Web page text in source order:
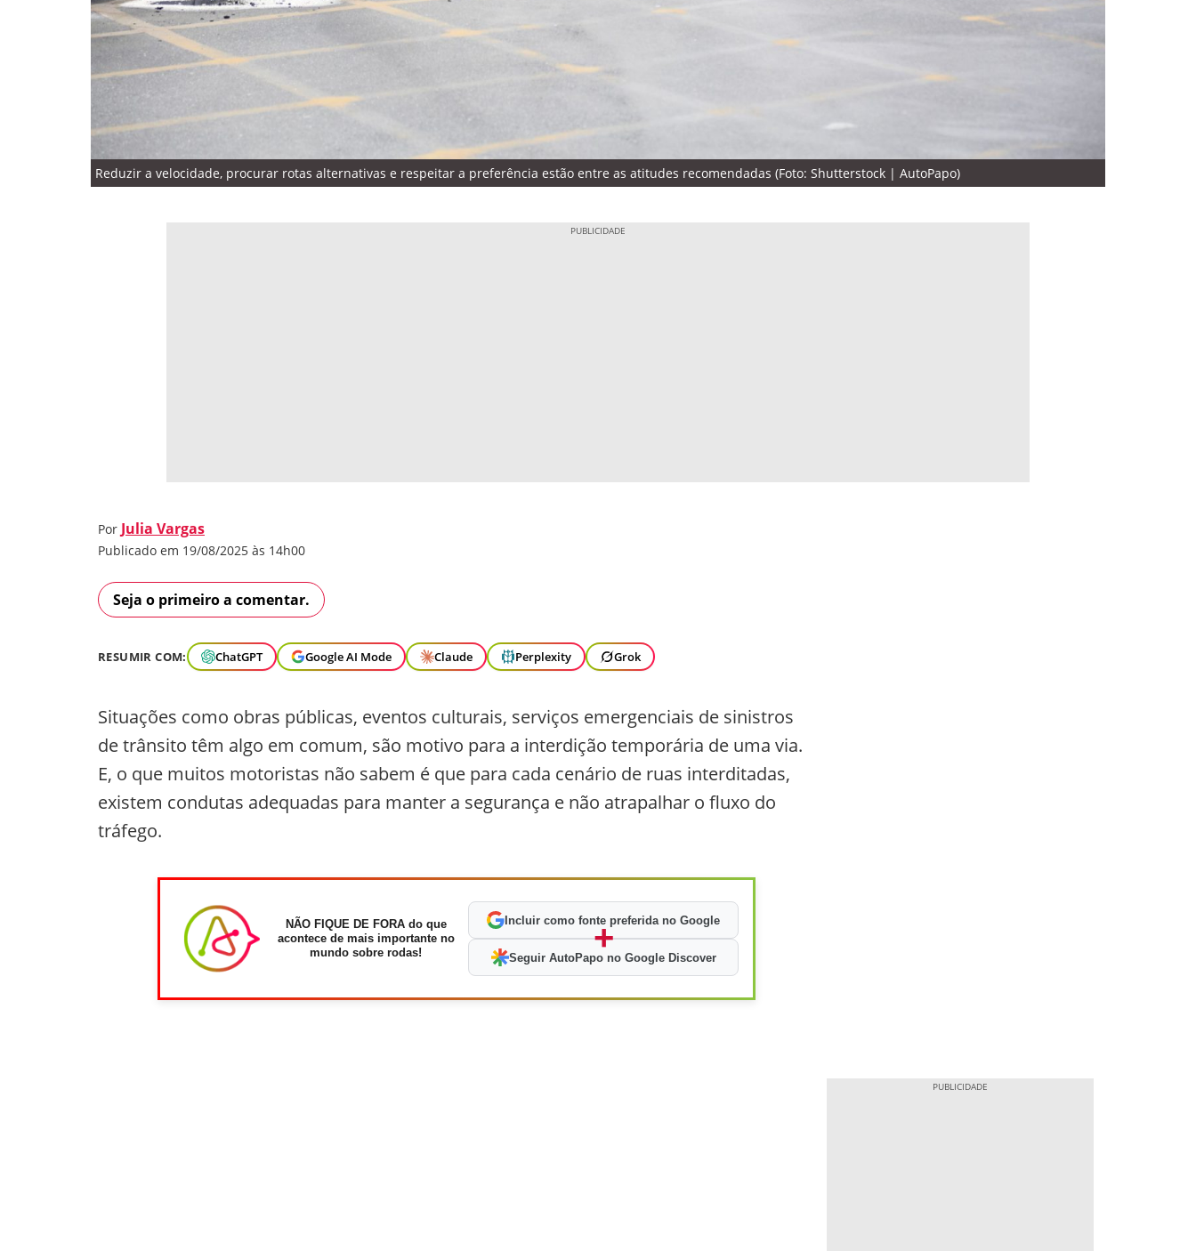
Reduzir a velocidade, procurar rotas alternativas e respeitar a preferência estão entre as atitudes recomendadas (Foto: Shutterstock | AutoPapo)
Por Julia Vargas
Publicado em 19/08/2025 às 14h00
Seja o primeiro a comentar.
RESUMIR COM: ChatGPT Google AI Mode Claude Perplexity Grok
Situações como obras públicas, eventos culturais, serviços emergenciais de sinistros
de trânsito têm algo em comum, são motivo para a interdição temporária de uma via.
E, o que muitos motoristas não sabem é que para cada cenário de ruas interditadas,
existem condutas adequadas para manter a segurança e não atrapalhar o fluxo do
tráfego.
NÃO FIQUE DE FORA do que
acontece de mais importante no
mundo sobre rodas!
Incluir como fonte preferida no Google
+
Seguir AutoPapo no Google Discover